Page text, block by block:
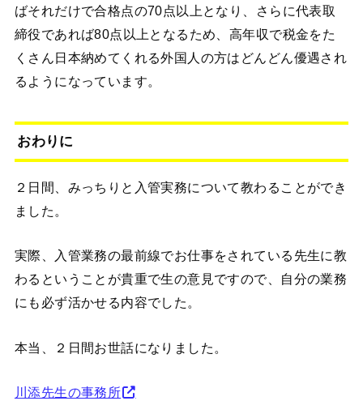
ばそれだけで合格点の70点以上となり、さらに代表取
締役であれば80点以上となるため、高年収で税金をた
くさん日本納めてくれる外国人の方はどんどん優遇され
るようになっています。
おわりに
２日間、みっちりと入管実務について教わることができ
ました。
実際、入管業務の最前線でお仕事をされている先生に教
わるということが貴重で生の意見ですので、自分の業務
にも必ず活かせる内容でした。
本当、２日間お世話になりました。
川添先生の事務所